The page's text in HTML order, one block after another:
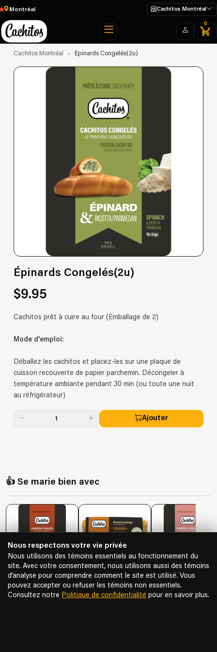
Montréal Cachitos Montréal
0
Cachitos Montréal › Épinards Congelés(2u)
Épinards Congelés(2u)
$9.95
Cachitos prêt à cuire au four (Emballage de 2)
Mode d'emploi:
Déballez les cachitos et placez-les sur une plaque de
cuisson recouverte de papier parchemin. Décongeler à
température ambiante pendant 30 min (ou toute une nuit
au réfrigérateur)
− 1 + Ajouter
👍 Se marie bien avec
Frozen Ham Bacon (2u)
$9.95
Tequechitos (12u) FriedFrozen
$19.75
$9.95
Nous respectons votre vie privée
Nous utilisons des témoins essentiels au fonctionnement du
site. Avec votre consentement, nous utilisons aussi des témoins
d’analyse pour comprendre comment le site est utilisé. Vous
pouvez accepter ou refuser les témoins non essentiels.
Consultez notre Politique de confidentialité pour en savoir plus.